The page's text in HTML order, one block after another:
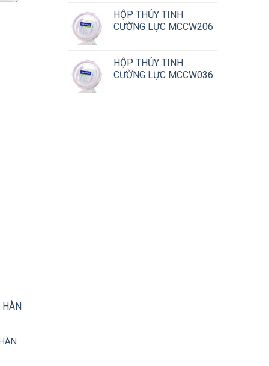
HỘP THỦY TINH
CƯỜNG LỰC MCCW206
HỘP THỦY TINH
CƯỜNG LỰC MCCW036
số lượng